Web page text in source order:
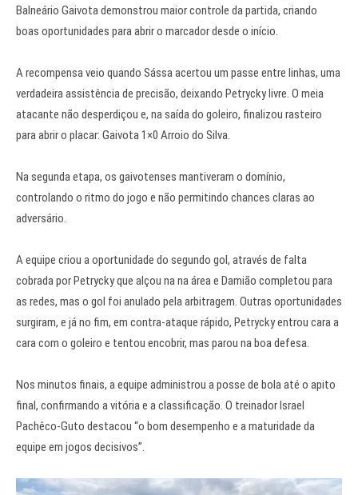
Balneário Gaivota demonstrou maior controle da partida, criando
boas oportunidades para abrir o marcador desde o início.
A recompensa veio quando Sássa acertou um passe entre linhas, uma
verdadeira assistência de precisão, deixando Petrycky livre. O meia
atacante não desperdiçou e, na saída do goleiro, finalizou rasteiro
para abrir o placar: Gaivota 1×0 Arroio do Silva.
Na segunda etapa, os gaivotenses mantiveram o domínio,
controlando o ritmo do jogo e não permitindo chances claras ao
adversário.
A equipe criou a oportunidade do segundo gol, através de falta
cobrada por Petrycky que alçou na na área e Damião completou para
as redes, mas o gol foi anulado pela arbitragem. Outras oportunidades
surgiram, e já no fim, em contra-ataque rápido, Petrycky entrou cara a
cara com o goleiro e tentou encobrir, mas parou na boa defesa.
Nos minutos finais, a equipe administrou a posse de bola até o apito
final, confirmando a vitória e a classificação. O treinador Israel
Pachêco-Guto destacou “o bom desempenho e a maturidade da
equipe em jogos decisivos”.